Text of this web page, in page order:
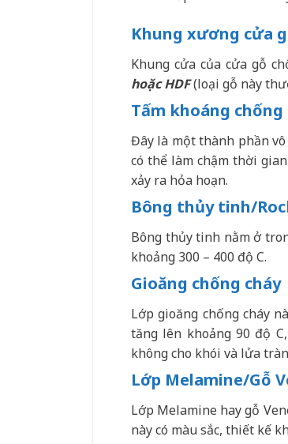
Khung xương cửa
Khung cửa của cửa gỗ
hoặc HDF(loại gỗ này
Tấm khoáng chống
Đây là một thành phần vô
có thể làm chậm thời
xảy ra hỏa hoạn.
Bông thủy tinh/
Bông thủy tinh nằm ở
khoảng 300 – 400 độ C.
Gioăng chống cháy
Lớp gioăng chống cháy
tăng lên khoảng 90 độ
không cho khói và lửa
Lớp Melamine/Gỗ
Lớp Melamine hay gỗ
này có màu sắc, thiết kế